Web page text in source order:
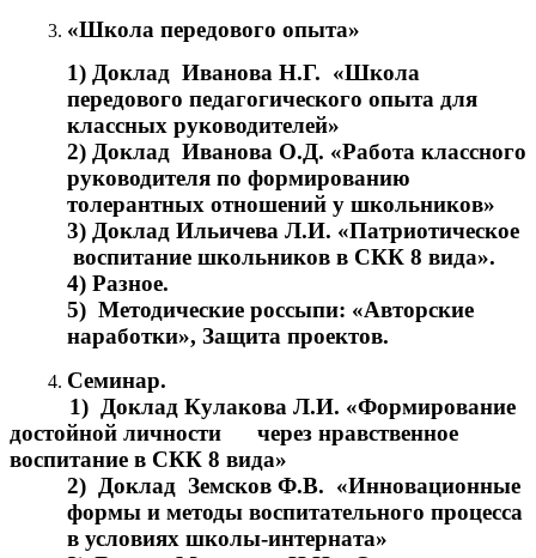
«Школа передового опыта»
1) Доклад Иванова Н.Г. «Школа
передового педагогического опыта для
классных руководителей»
2) Доклад Иванова О.Д. «Работа классного
руководителя по формированию
толерантных отношений у школьников»
3) Доклад Ильичева Л.И. «Патриотическое
воспитание школьников в СКК 8 вида».
4) Разное.
5) Методические россыпи: «Авторские
наработки», Защита проектов.
Семинар.
1) Доклад Кулакова Л.И. «Формирование
достойной личности через нравственное
воспитание в СКК 8 вида»
2) Доклад Земсков Ф.В. «Инновационные
формы и методы воспитательного процесса
в условиях школы-интерната»